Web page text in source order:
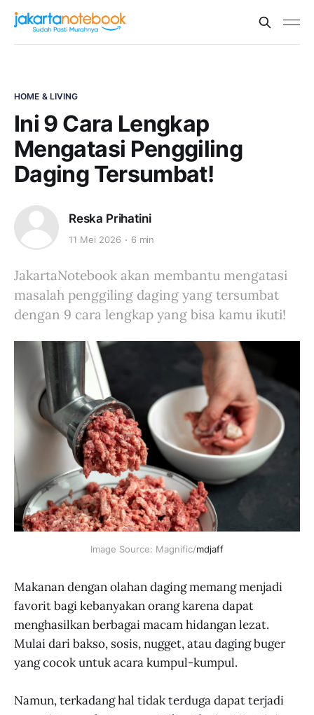
HOME & LIVING
Ini 9 Cara Lengkap
Mengatasi Penggiling
Daging Tersumbat!
Reska Prihatini
11 Mei 2026 6 min
JakartaNotebook akan membantu mengatasi
masalah penggiling daging yang tersumbat
dengan 9 cara lengkap yang bisa kamu ikuti!
Image Source: Magnific/mdjaff
Makanan dengan olahan daging memang menjadi
favorit bagi kebanyakan orang karena dapat
menghasilkan berbagai macam hidangan lezat.
Mulai dari bakso, sosis, nugget, atau daging buger
yang cocok untuk acara kumpul-kumpul.
Namun, terkadang hal tidak terduga dapat terjadi